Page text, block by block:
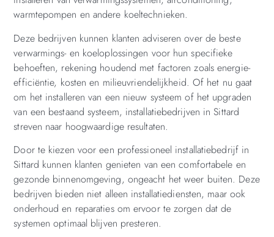
warmtepompen en andere koeltechnieken.
Deze bedrijven kunnen klanten adviseren over de beste
verwarmings- en koeloplossingen voor hun specifieke
behoeften, rekening houdend met factoren zoals energie-
efficiëntie, kosten en milieuvriendelijkheid. Of het nu gaat
om het installeren van een nieuw systeem of het upgraden
van een bestaand systeem, installatiebedrijven in Sittard
streven naar hoogwaardige resultaten.
Door te kiezen voor een professioneel installatiebedrijf in
Sittard kunnen klanten genieten van een comfortabele en
gezonde binnenomgeving, ongeacht het weer buiten. Deze
bedrijven bieden niet alleen installatiediensten, maar ook
onderhoud en reparaties om ervoor te zorgen dat de
systemen optimaal blijven presteren.